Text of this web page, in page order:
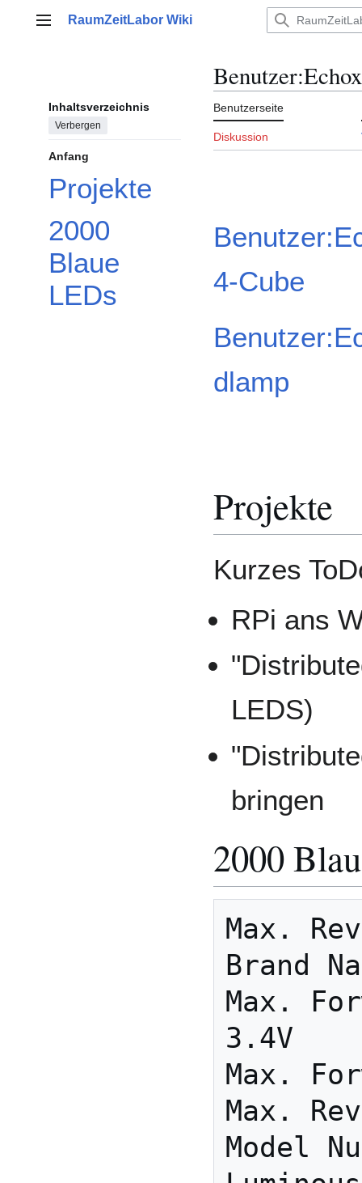
Hauptmenü
RaumZeitLabor Wiki
Inhaltsverzeichnis
Verbergen
Anfang
Projekte
2000
Blaue
LEDs
Benutzer:Echox
Benutzerseite
Diskussion
4-Cube
dlamp
Projekte
Kurzes
RPi ans
LEDS)
bringen
2000
Max.
Brand
Max.
3.4V
Max.
Max.
Model